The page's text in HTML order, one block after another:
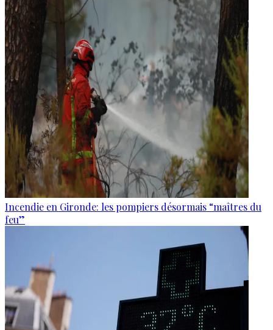
Incendie en Gironde: les pompiers désormais “maîtres du
feu”